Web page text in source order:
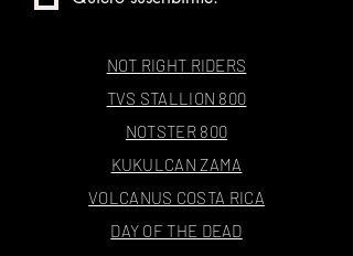
NOT RIGHT RIDERS
TVS STALLION 800
NOTSTER 800
KUKULCAN ZAMA
VOLCANUS COSTA RICA
DAY OF THE DEAD